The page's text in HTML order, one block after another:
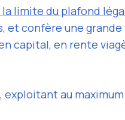
limite du plafond
et confère une
capital, en rente
exploitant au maximum